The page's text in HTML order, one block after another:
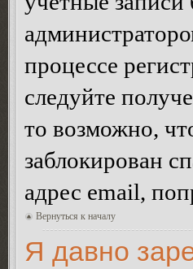
процессе
следуйте
то возможно,
заблокирован
адрес email,
Вернуться к началу
Я давно